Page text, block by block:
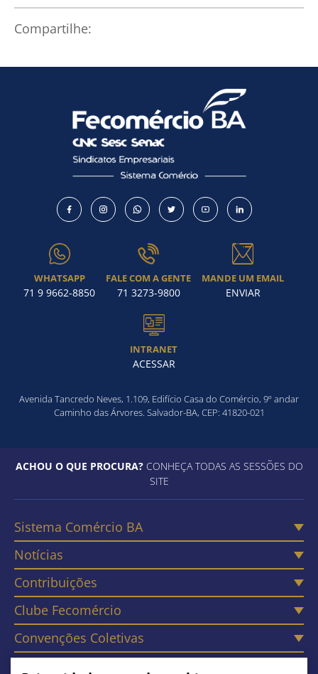
Compartilhe:
WHATSAPP
71 9 9662-8850
FALE COM A GENTE
71 3273-9800
MANDE UM EMAIL
ENVIAR
INTRANET
ACESSAR
Avenida Tancredo Neves, 1.109, Edifício Casa do Comércio, 9º andar
Caminho das Árvores. Salvador-BA, CEP: 41820-021
ACHOU O QUE PROCURA?CONHEÇA TODAS AS SESSÕES DO
SITE
Sistema Comércio BA
Notícias
Contribuições
Clube Fecomércio
Convenções Coletivas